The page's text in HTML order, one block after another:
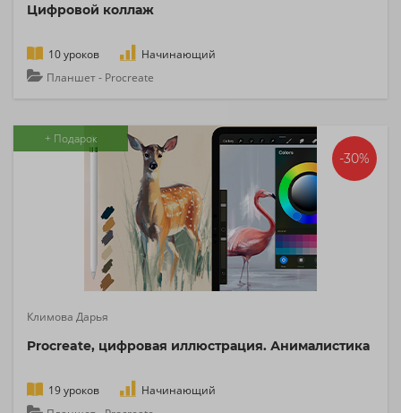
Цифровой коллаж
10 уроков
Начинающий
Планшет - Procreate
+ Подарок
-30%
Климова Дарья
Procreate, цифровая иллюстрация. Анималистика
19 уроков
Начинающий